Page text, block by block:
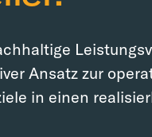
Ansatz zur
in einen